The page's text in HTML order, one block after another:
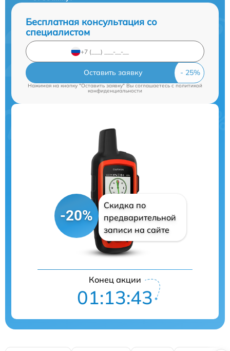
Бесплатная консультация со
специалистом
Оставить заявку
Нажимая на кнопку "Оставить заявку" Вы соглашаетесь cполитикой
конфиденциальности
-20%
Скидка по
предварительной
записи на сайте
Конец акции
01:13:42